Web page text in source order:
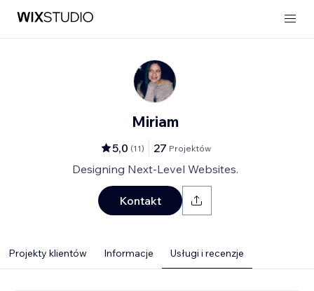
Miriam
5,0 (11) 27 Projektów
Designing Next-Level Websites.
Kontakt
Projekty klientów Informacje Usługi i recenzje